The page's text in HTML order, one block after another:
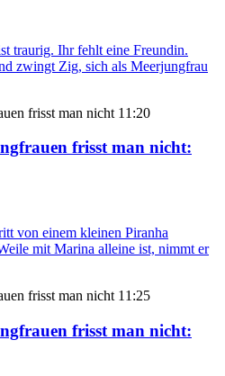
traurig. Ihr fehlt eine Freundin.
zwingt Zig, sich als Meerjungfrau
11:20
frisst man nicht:
von einem kleinen Piranha
mit Marina alleine ist, nimmt er
11:25
frisst man nicht: